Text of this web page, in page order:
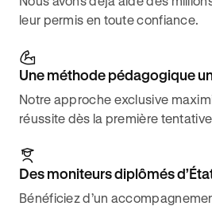
leur permis en toute confiance.
Une méthode pédagogique
Notre approche exclusive
réussite dès la première tentative.
Des moniteurs diplômés
Bénéficiez d’un